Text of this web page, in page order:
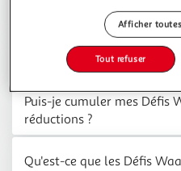
Est-ce que je peux changer
Comment se calcule ma
Puis-je cumuler mes Défis
réductions ?
Qu'est-ce que les Défis
Afficher
Tout refuser